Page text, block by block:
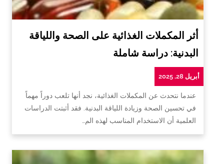
أثر المكملات الغذائية على الصحة واللياقة
البدنية: دراسة شاملة
أبريل 28, 2025
عندما نتحدث عن المكملات الغذائية، نجد أنها تلعب دوراً مهماً
في تحسين الصحة وزيادة اللياقة البدنية. فقد أثبتت الدراسات
العلمية أن الاستخدام المناسب لهذه الم…